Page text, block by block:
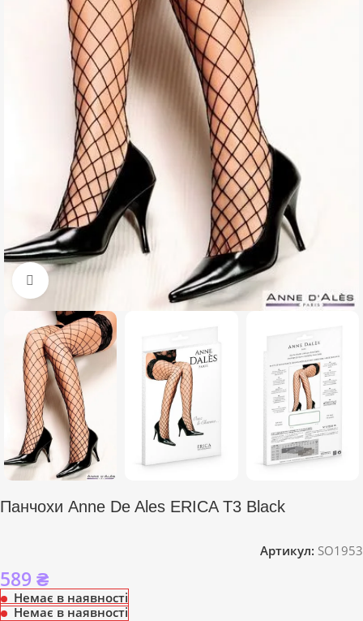
Click to enlarge
Панчохи Anne De Ales ERICA T3 Black
Артикул: SO1953
589 ₴
Немає в наявності
Немає в наявності